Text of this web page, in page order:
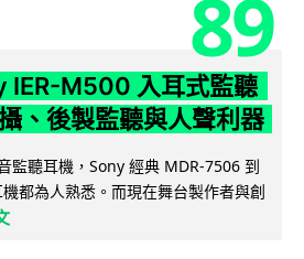
89
IER-M500 入耳式監聽
、後製監聽與人聲利器
監聽耳機，Sony 經典 MDR-7506 到
都為人熟悉。而現在舞台製作者與創